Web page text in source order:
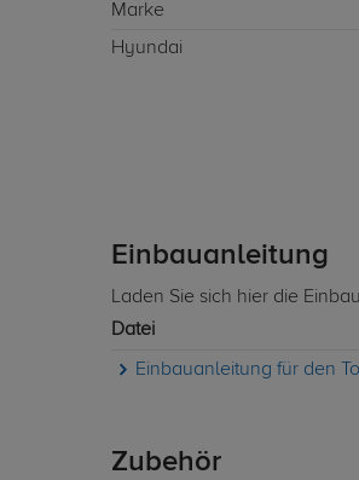
Marke
Hyundai
Einbauanleitung
Laden Sie sich hier die
Datei
Einbauanleitung für den
Zubehör